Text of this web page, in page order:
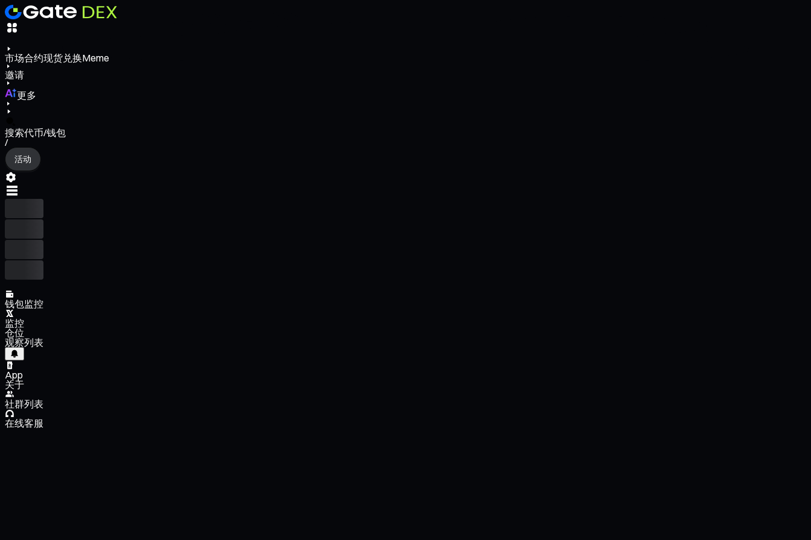
市场合约现货兑换Meme
邀请
更多
搜索代币/钱包
/
活动
钱包监控
监控
仓位
观察列表
App
关于
社群列表
在线客服